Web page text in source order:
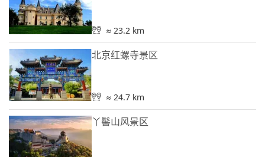
≈ 23.2 km
北京红螺寺景区
≈ 24.7 km
丫髻山风景区